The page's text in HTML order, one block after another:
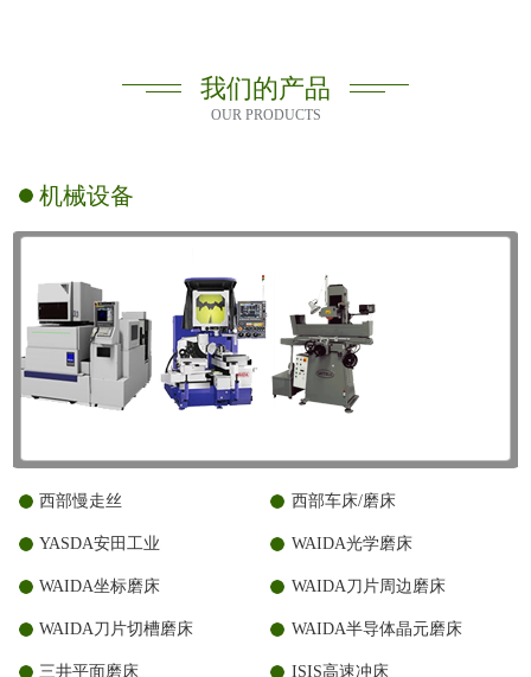
我们的产品
OUR PRODUCTS
机械设备
西部慢走丝 西部车床/磨床
YASDA安田工业 WAIDA光学磨床
WAIDA坐标磨床 WAIDA刀片周边磨床
WAIDA刀片切槽磨床 WAIDA半导体晶元磨床
三井平面磨床 ISIS高速冲床